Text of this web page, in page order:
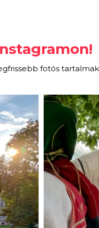
fotós